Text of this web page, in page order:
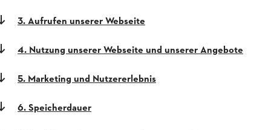
3. Aufrufen unserer Webseite
4. Nutzung unserer Webseite und unserer Angebote
5. Marketing und Nutzererlebnis
6. Speicherdauer